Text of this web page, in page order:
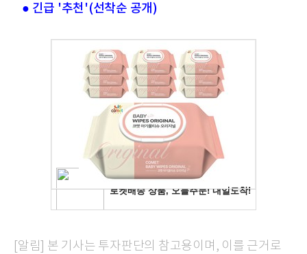
● 긴급 '추천'(선착순 공개)
[알림] 본 기사는 투자판단의 참고용이며, 이를 근거로